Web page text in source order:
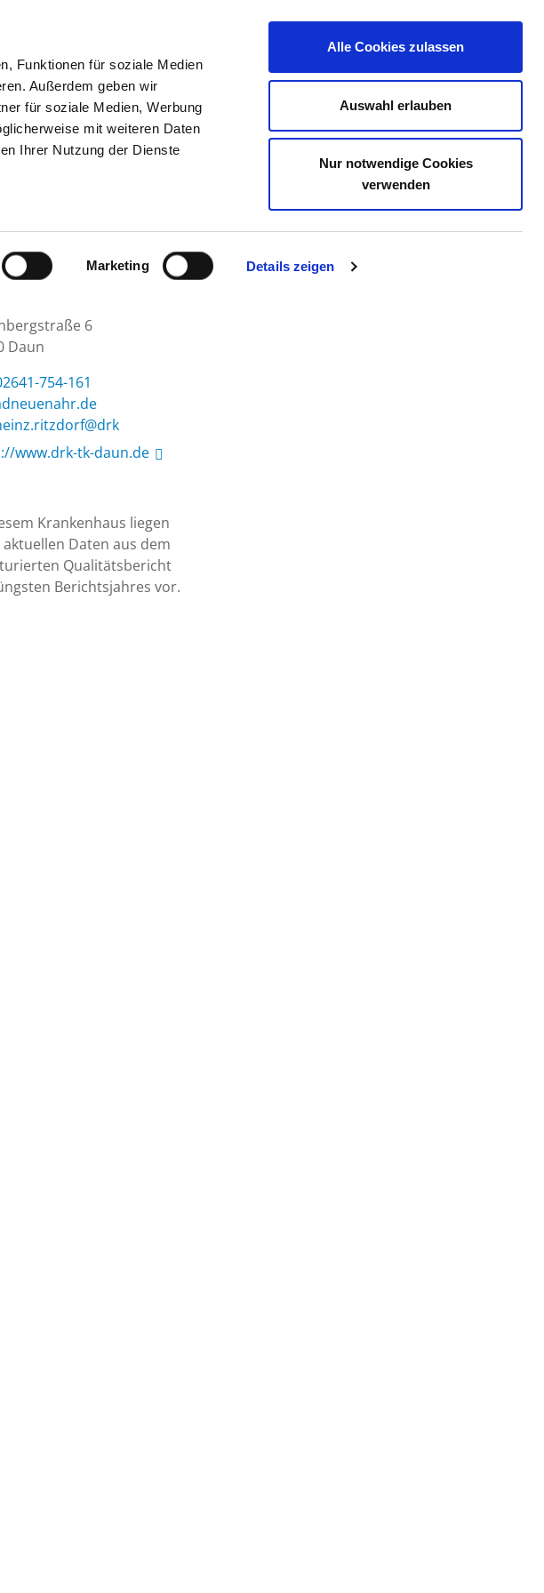
Funktionen für soziale Medien
Außerdem geben wir
für soziale Medien, Werbung
mit weiteren Daten
Ihrer Nutzung der Dienste
Marketing Details zeigen
Alle Cookies zulassen
Auswahl erlauben
Nur notwendige Cookies
verwenden
DAS DKV STELLENBÖRSE KONTAKT IHRE MEINUNG
DAUN
6
Daun
754-161
kf-
lrak
www.drk-tk-daun.de
Krankenhaus liegen
aktuellen Daten aus dem
Qualitätsbericht
Berichtsjahres vor.